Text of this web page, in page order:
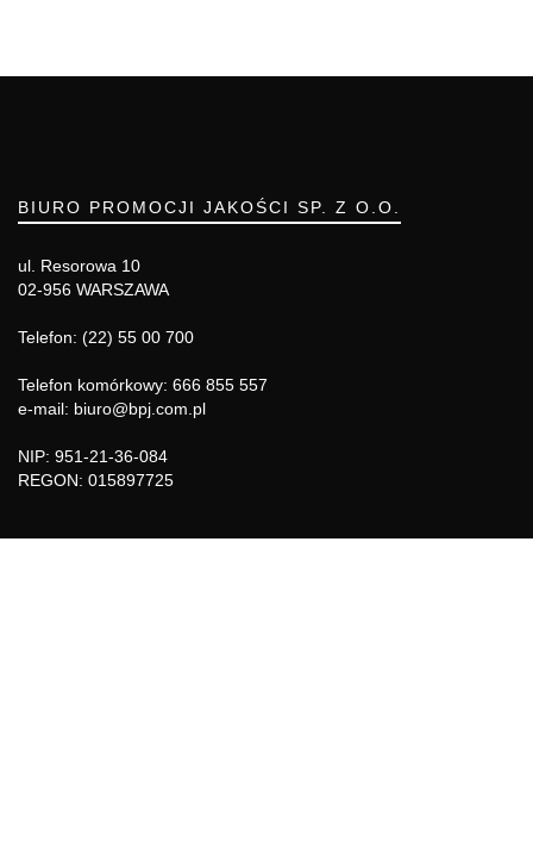
BIURO PROMOCJI JAKOŚCI SP. Z O.O.
ul. Resorowa 10
02-956 WARSZAWA
Telefon: (22) 55 00 700
Telefon komórkowy: 666 855 557
e-mail: biuro@bpj.com.pl
NIP: 951-21-36-084
REGON: 015897725